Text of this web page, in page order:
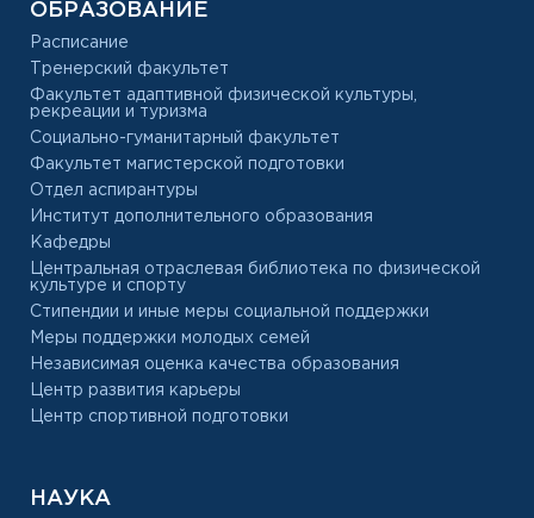
ОБРАЗОВАНИЕ
Расписание
Тренерский факультет
Факультет адаптивной физической культуры,
рекреации и туризма
Социально-гуманитарный факультет
Факультет магистерской подготовки
Отдел аспирантуры
Институт дополнительного образования
Кафедры
Центральная отраслевая библиотека по физической
культуре и спорту
Стипендии и иные меры социальной поддержки
Меры поддержки молодых семей
Независимая оценка качества образования
Центр развития карьеры
Центр спортивной подготовки
НАУКА